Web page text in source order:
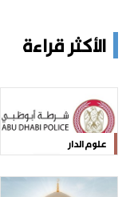
الأكثر قراءة
علوم الدار